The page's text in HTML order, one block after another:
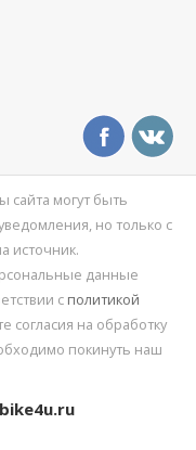
сайта могут быть
но только с
источник.
данные
с политикой
согласия на обработку
покинуть наш